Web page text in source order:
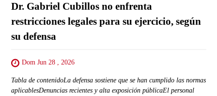
Dr. Gabriel Cubillos no enfrenta
restricciones legales para su ejercicio, según
su defensa
Dom Jun 28 , 2026
Tabla de contenidoLa defensa sostiene que se han cumplido las normas
aplicablesDenuncias recientes y alta exposición públicaEl personal